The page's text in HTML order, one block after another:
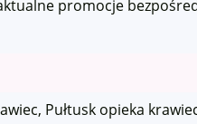
promocje
Pułtusk opieka